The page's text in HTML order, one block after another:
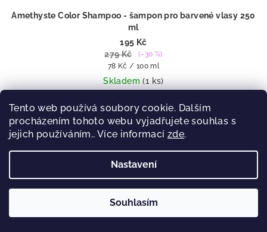
Tento web používá soubory cookie. Dalším
procházením tohoto webu vyjadřujete souhlas s
jejich používáním.. Více informací zde.
Nastavení
Souhlasím
Amethyste Color Shampoo - šampon pro barvené vlasy 250
ml
195 Kč
279 Kč
(–30 %)
Měrná
cena:
78 Kč / 100 ml
Skladem(1 ks)
Do košíku
Odebírat newsletter ×
Nad 299 Kčdárek k nákupu
Nad 1000 Kčdoprava ZDARMA—Objednat